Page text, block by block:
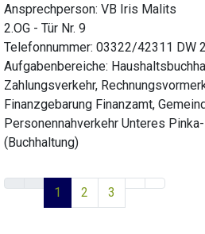
Ansprechperson: VB Iris Malits
2.OG - Tür Nr. 9
Telefonnummer: 03322/42311 DW
Aufgabenbereiche:
Zahlungsverkehr,
Finanzgebarung Finanzamt,
Personennahverkehr Unteres
(Buchhaltung)
1 2 3